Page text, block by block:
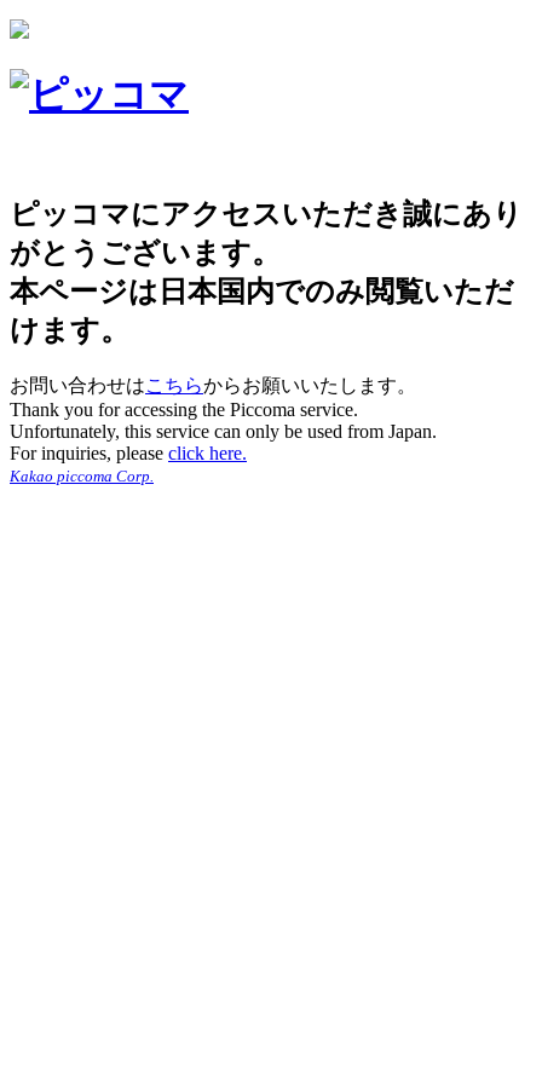
ピッコマにアクセスいただき誠にあり
がとうございます。
本ページは日本国内でのみ閲覧いただ
けます。
お問い合わせはこちらからお願いいたします。
Thank you for accessing the Piccoma service.
Unfortunately, this service can only be used from Japan.
For inquiries, please click here.
Kakao piccoma Corp.